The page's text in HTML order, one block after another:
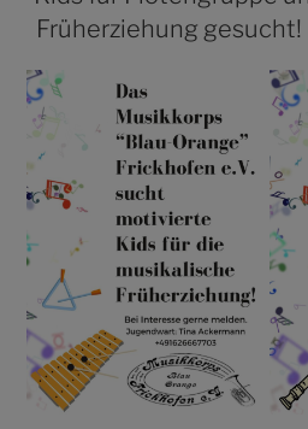
Früherziehung gesucht!